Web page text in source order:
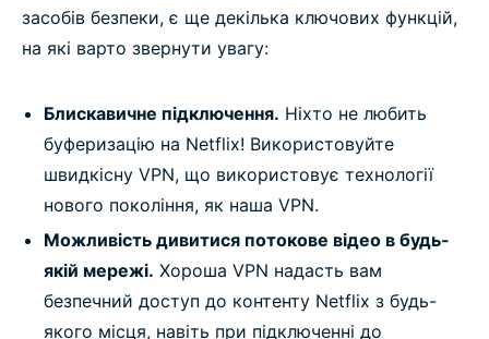
засобів безпеки, є ще декілька ключових функцій,
на які варто звернути увагу:
Блискавичне підключення. Ніхто не любить
буферизацію на Netflix! Використовуйте
швидкісну VPN, що використовує технології
нового покоління, як наша VPN.
Можливість дивитися потокове відео в будь-
якій мережі. Хороша VPN надасть вам
безпечний доступ до контенту Netflix з будь-
якого місця, навіть при підключенні до